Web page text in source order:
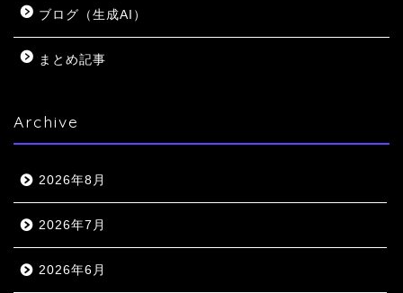
ブログ（生成AI）
まとめ記事
Archive
2026年8月
2026年7月
2026年6月